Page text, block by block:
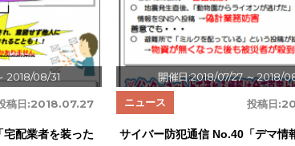
2018/08/31
稿日:2018.07.27
配業者を装った
開催日:2018/07/27～ 2018/
投稿日:
ニュース
サイバー防犯通信 No.40「デマ情